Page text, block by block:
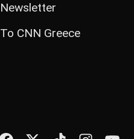
Newsletter
Το CNN Greece